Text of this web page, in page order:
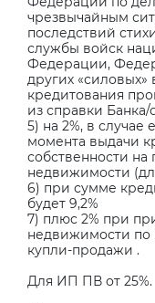
чрезвычайным
последствий
службы войск
Федерации,
других «силовых»
кредитования
из справки Банка/
5) на 2%, в случае
момента выдачи
собственности
недвижимости
6) при сумме
будет 9,2%
7) плюс 2% при
недвижимости по
купли-продажи .
Для ИП ПВ от 25%.